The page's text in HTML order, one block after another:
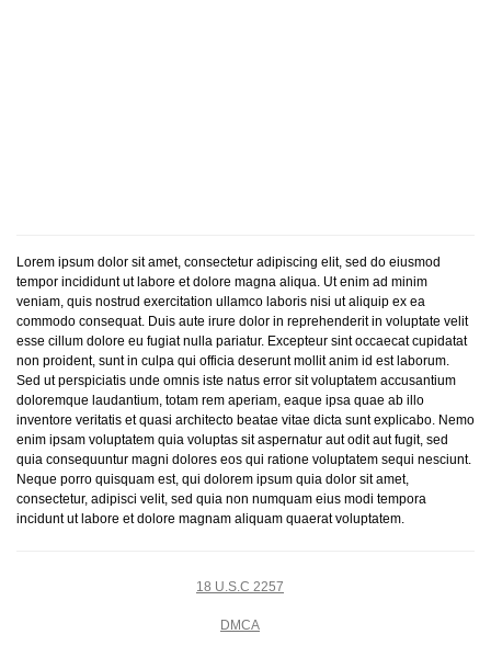
Lorem ipsum dolor sit amet, consectetur adipiscing elit, sed do eiusmod
tempor incididunt ut labore et dolore magna aliqua. Ut enim ad minim
veniam, quis nostrud exercitation ullamco laboris nisi ut aliquip ex ea
commodo consequat. Duis aute irure dolor in reprehenderit in voluptate velit
esse cillum dolore eu fugiat nulla pariatur. Excepteur sint occaecat cupidatat
non proident, sunt in culpa qui officia deserunt mollit anim id est laborum.
Sed ut perspiciatis unde omnis iste natus error sit voluptatem accusantium
doloremque laudantium, totam rem aperiam, eaque ipsa quae ab illo
inventore veritatis et quasi architecto beatae vitae dicta sunt explicabo. Nemo
enim ipsam voluptatem quia voluptas sit aspernatur aut odit aut fugit, sed
quia consequuntur magni dolores eos qui ratione voluptatem sequi nesciunt.
Neque porro quisquam est, qui dolorem ipsum quia dolor sit amet,
consectetur, adipisci velit, sed quia non numquam eius modi tempora
incidunt ut labore et dolore magnam aliquam quaerat voluptatem.
18 U.S.C 2257
DMCA